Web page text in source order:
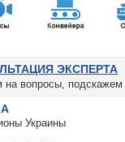
ЭКСПЕРТА
на вопросы, подскажем
Украины